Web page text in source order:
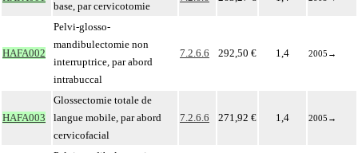
base, par cervicotomie
HAFA002
Pelvi-glosso-
mandibulectomie non
interruptrice, par abord
intrabuccal
7.2.6.6 292,50 € 1,4 2005 →
HAFA003
Glossectomie totale de
langue mobile, par abord
cervicofacial
7.2.6.6 271,92 € 1,4 2005 →